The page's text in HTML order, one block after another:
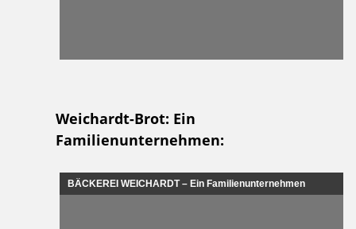
Weichardt-Brot: Ein
Familienunternehmen:
BÄCKEREI WEICHARDT – Ein Familienunternehmen